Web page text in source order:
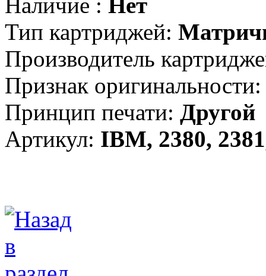
Тип картриджей:
Производитель
Признак оригинальности:
Принцип печати: Другой
Артикул: IBM, 2380,